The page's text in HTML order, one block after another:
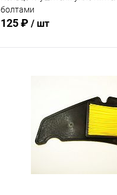
болтами
125 ₽ / шт
В избранное